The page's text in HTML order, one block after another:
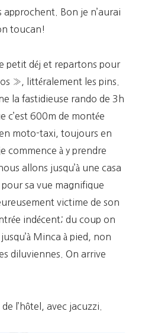
approchent. Bon je n’aurai
toucan!
petit déj et repartons pour
», littéralement les pins.
la fastidieuse rando de 3h
c’est 600m de montée
moto-taxi, toujours en
commence à y prendre
allons jusqu’à une casa
sa vue magnifique
victime de son
indécent; du coup on
Minca à pied, non
diluviennes. On arrive
l’hôtel, avec jacuzzi.